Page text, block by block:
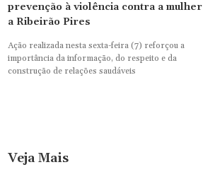
prevenção à violência contra a mulher
a Ribeirão Pires
Ação realizada nesta sexta-feira (7) reforçou a
importância da informação, do respeito e da
construção de relações saudáveis
Veja Mais